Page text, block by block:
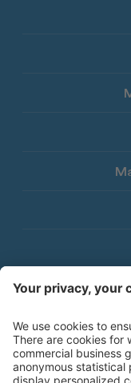
© 2026 Consorzio